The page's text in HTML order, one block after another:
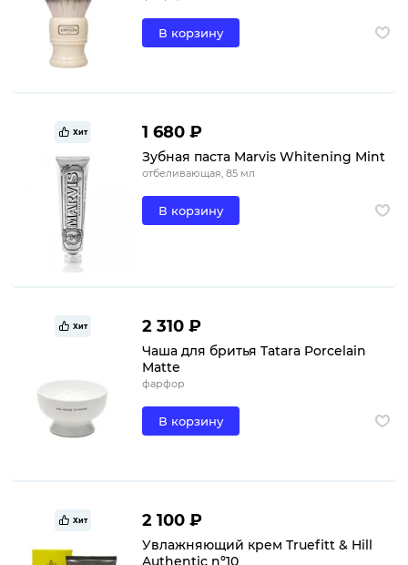
В корзину
Хит 1 680 ₽
Зубная паста Marvis Whitening Mint
отбеливающая, 85 мл
В корзину
Хит 2 310 ₽
Чаша для бритья Tatara Porcelain
Matte
фарфор
В корзину
Хит 2 100 ₽
Увлажняющий крем Truefitt & Hill
Authentic nº10